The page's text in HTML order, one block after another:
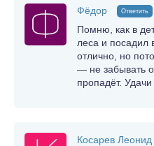
Фёдор Ответить
Помню, как в
леса и посадил
отлично, но
— не забывать
пропадёт.
Косарев Леонид